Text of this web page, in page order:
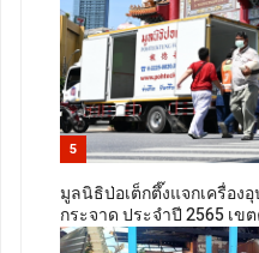
5
มูลนิธิป่อเต็กตึ๊งแจกเครื่อง
กระจาด ประจำปี 2565 เ